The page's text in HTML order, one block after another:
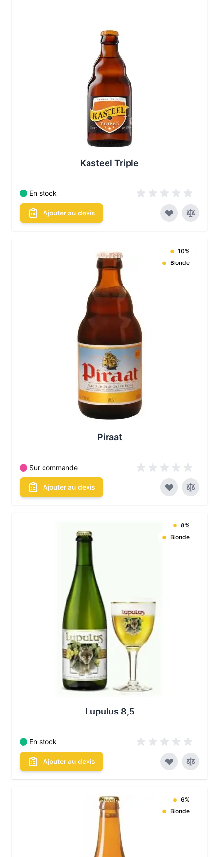
Les conditionnements disponibles :
Kasteel Triple
En stock
Ajouter au devis
10%
Blonde
Les conditionnements disponibles :
Piraat
Sur commande
Ajouter au devis
8%
Blonde
Les conditionnements disponibles :
Lupulus 8,5
En stock
Ajouter au devis
6%
Blonde
Les conditionnements disponibles :